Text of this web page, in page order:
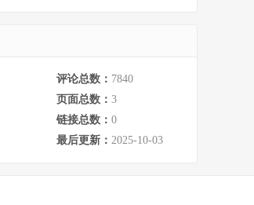
评论总数： 7840
页面总数： 3
链接总数： 0
最后更新： 2025-10-03